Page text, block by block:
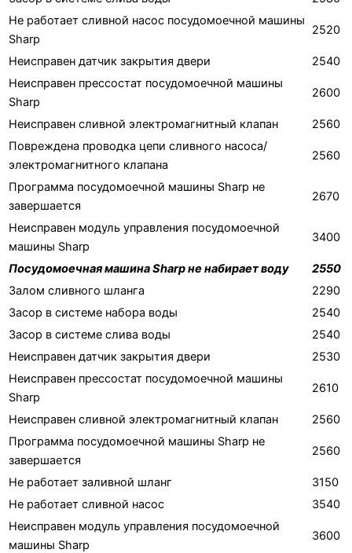
Не работает сливной насос посудомоечной машины
Sharp
2520
Неисправен датчик закрытия двери
2540
Неисправен прессостат посудомоечной машины
Sharp
2600
Неисправен сливной электромагнитный клапан
2560
Повреждена проводка цепи сливного насоса/
электромагнитного клапана
2560
Программа посудомоечной машины Sharp не
завершается
2670
Неисправен модуль управления посудомоечной
машины Sharp
3400
Посудомоечная машина Sharp не набирает воду
2550
Залом сливного шланга
2290
Засор в системе набора воды
2540
Засор в системе слива воды
2540
Неисправен датчик закрытия двери
2530
Неисправен прессостат посудомоечной машины
Sharp
2610
Неисправен сливной электромагнитный клапан
2560
Программа посудомоечной машины Sharp не
завершается
2560
Не работает заливной шланг
3150
Не работает сливной насос
3540
Неисправен модуль управления посудомоечной
машины Sharp
3600